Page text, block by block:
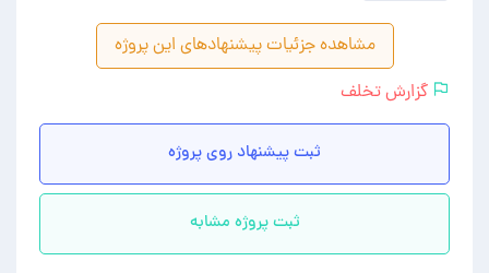
مشاهده جزئیات پیشنهادهای این پروژه
گزارش تخلف
ثبت پیشنهاد روی پروژه
ثبت پروژه مشابه